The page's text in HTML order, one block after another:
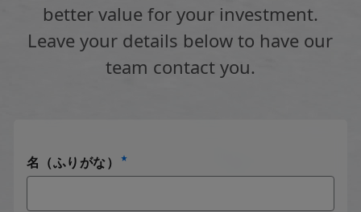
better value for your investment.
Leave your details below to have our
team contact you.
名（ふりがな）